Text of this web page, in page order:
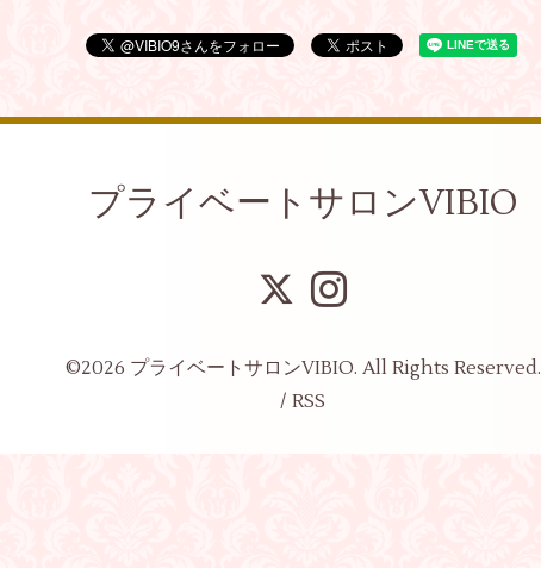
プライベートサロンVIBIO
©2026 プライベートサロンVIBIO. All Rights Reserved.
/ RSS